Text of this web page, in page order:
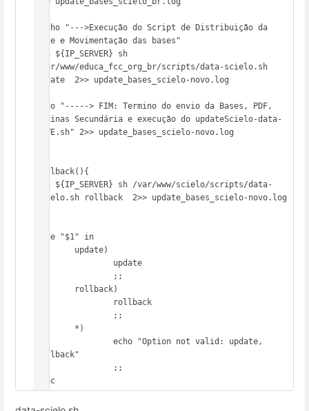
#echo "--->Execução do Script de Distribuição da
base e Movimentação das bases"
ssh ${IP_SERVER} sh
/var/www/educa_fcc_org_br/scripts/data-scielo.sh
update  2>> update_bases_scielo-novo.log
echo "-----> FIM: Termino do envio da Bases, PDF,
Páginas Secundária e execução do updateScielo-data-
MOVE.sh" 2>> update_bases_scielo-novo.log
rollback(){
ssh ${IP_SERVER} sh /var/www/scielo/scripts/data-
scielo.sh rollback  2>> update_bases_scielo-novo.log
case "$1" in
rollback"
esac